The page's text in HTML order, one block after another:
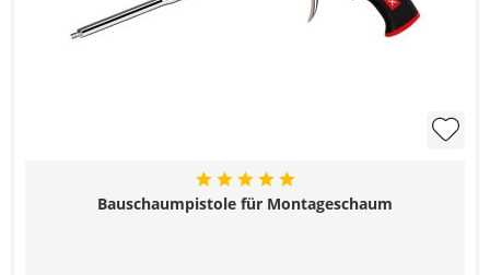
Bauschaumpistole für Montageschaum